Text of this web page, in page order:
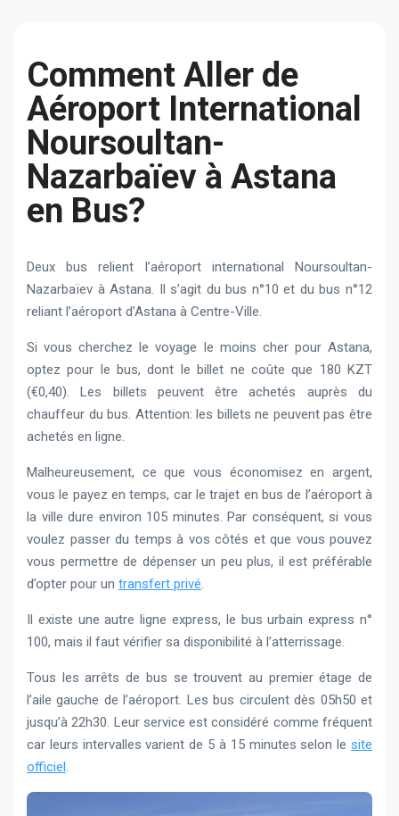
Сomment Aller de
Aéroport International
Noursoultan-
Nazarbaïev à Astana
en Bus?
Deux bus relient l’aéroport international Noursoultan-
Nazarbaïev à Astana. Il s’agit du bus n°10 et du bus n°12
reliant l’aéroport d’Astana à Centre-Ville.
Si vous cherchez le voyage le moins cher pour Astana,
optez pour le bus, dont le billet ne coûte que 180 KZT
(€0,40). Les billets peuvent être achetés auprès du
chauffeur du bus. Attention: les billets ne peuvent pas être
achetés en ligne.
Malheureusement, ce que vous économisez en argent,
vous le payez en temps, car le trajet en bus de l’aéroport à
la ville dure environ 105 minutes. Par conséquent, si vous
voulez passer du temps à vos côtés et que vous pouvez
vous permettre de dépenser un peu plus, il est préférable
d’opter pour un transfert privé.
Il existe une autre ligne express, le bus urbain express n°
100, mais il faut vérifier sa disponibilité à l’atterrissage.
Tous les arrêts de bus se trouvent au premier étage de
l’aile gauche de l’aéroport. Les bus circulent dès 05h50 et
jusqu’à 22h30. Leur service est considéré comme fréquent
car leurs intervalles varient de 5 à 15 minutes selon le site
officiel.